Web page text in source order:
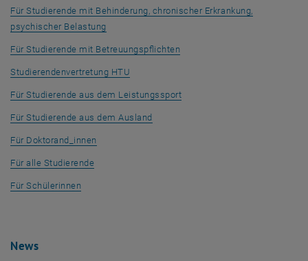
Unterstützung für Leistungssportler_innen
Stammtisch Doktorat
Finanzielle Unterstützung
Ombudsstelle für Studium und Lehre
Team und Zuständigkeiten
Für Studierende mit Behinderung, chronischer Erkrankung,
psychischer Belastung
Für Studierende mit Betreuungspflichten
Studierendenvertretung HTU
Für Studierende aus dem Leistungssport
Für Studierende aus dem Ausland
Für Doktorand_innen
Für alle Studierende
Für Schülerinnen
News